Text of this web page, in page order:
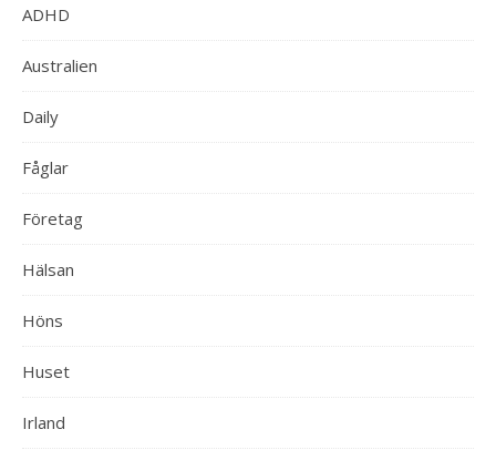
ADHD
Australien
Daily
Fåglar
Företag
Hälsan
Höns
Huset
Irland